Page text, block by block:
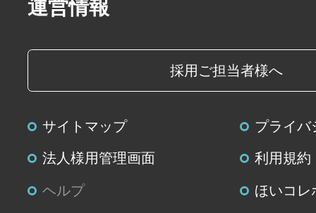
運営情報
採用ご担当者様へ
サイトマップ プライバ
法人様用管理画面 利用規約
ヘルプ ほいコレ